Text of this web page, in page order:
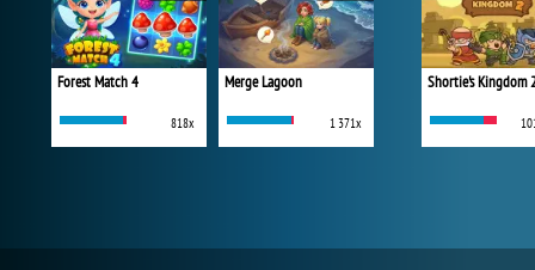
Forest Match 4
818x
Merge Lagoon
1 371x
Shortie's Kingdom